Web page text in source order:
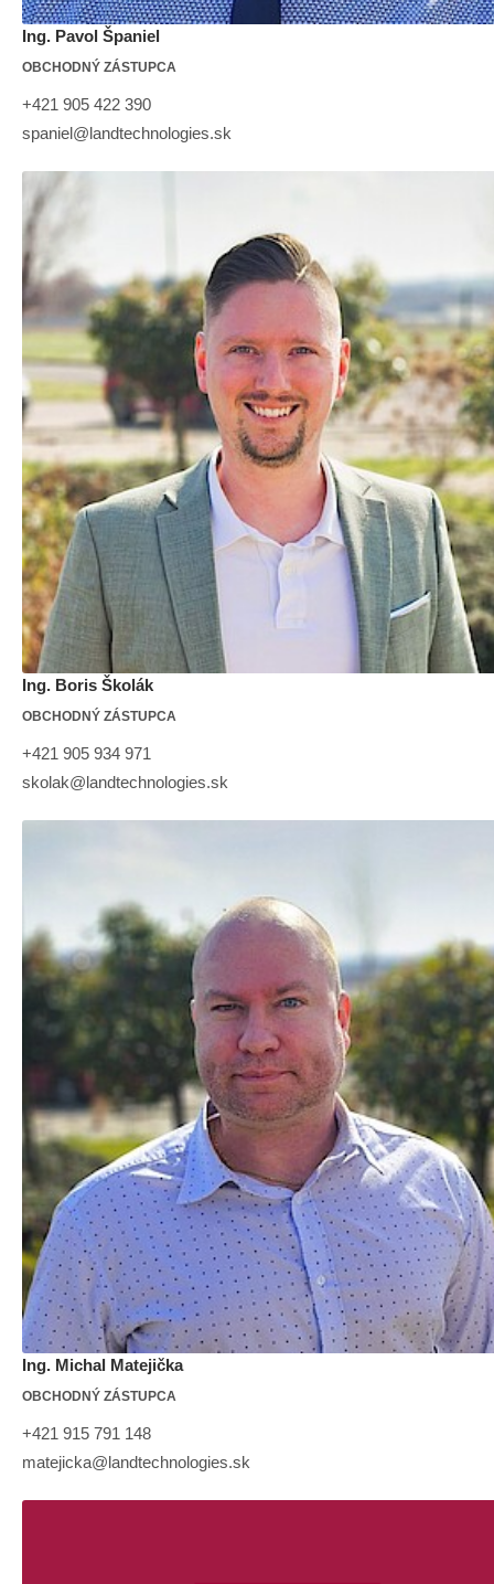
Ing. Pavol Španiel
OBCHODNÝ ZÁSTUPCA
+421 905 422 390
spaniel@landtechnologies.sk
Ing. Boris Školák
OBCHODNÝ ZÁSTUPCA
+421 905 934 971
skolak@landtechnologies.sk
Ing. Michal Matejička
OBCHODNÝ ZÁSTUPCA
+421 915 791 148
matejicka@landtechnologies.sk